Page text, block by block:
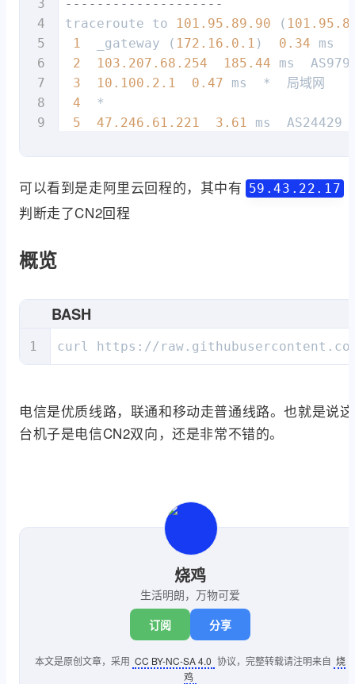
--------------------
traceroute to
101.95 .89 .90 ( 101.95
1
  _gateway (
172.16 .0 .1 ) 0.34 ms
2
103.207 .68 .254 185.44 ms
3
10.100 .2 .1 0.47 ms  *  局域网
4
  *
5
47.246 .61 .221 3.61 ms
8
  *
10
59.43
可以看到是走阿里云回程的，其中有 59.43.22.17
判断走了CN2回程
概览
BASH
curl https://
电信是优质线路，联通和移动走普通线路。也就是说这
台机子是电信CN2双向，还是非常不错的。
烧鸡
生活明朗，万物可爱
订阅 分享
本文是原创文章，采用 CC BY-NC-SA 4.0 协议，完整转载请注明来自 烧
鸡